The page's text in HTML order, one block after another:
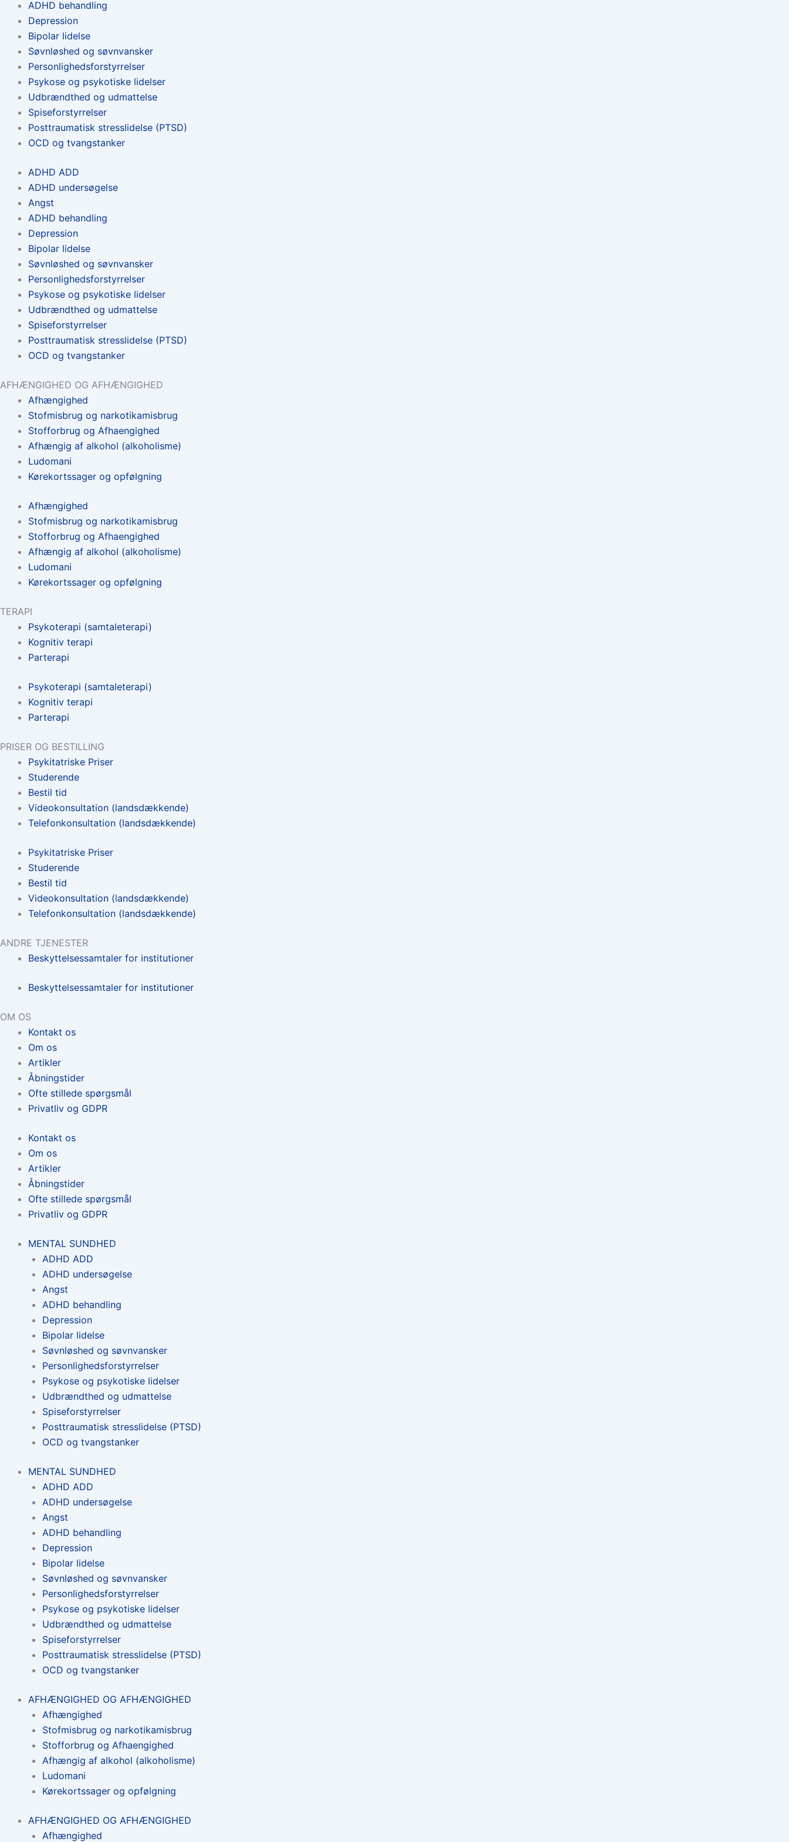
ADHD behandling
Depression
Bipolar lidelse
Søvnløshed og søvnvansker
Personlighedsforstyrrelser
Psykose og psykotiske lidelser
Udbrændthed og udmattelse
Spiseforstyrrelser
Posttraumatisk stresslidelse (PTSD)
OCD og tvangstanker
ADHD ADD
ADHD undersøgelse
Angst
ADHD behandling
Depression
Bipolar lidelse
Søvnløshed og søvnvansker
Personlighedsforstyrrelser
Psykose og psykotiske lidelser
Udbrændthed og udmattelse
Spiseforstyrrelser
Posttraumatisk stresslidelse (PTSD)
OCD og tvangstanker
AFHÆNGIGHED OG AFHÆNGIGHED
Afhængighed
Stofmisbrug og narkotikamisbrug
Stofforbrug og Afhaengighed
Afhængig af alkohol (alkoholisme)
Ludomani
Kørekortssager og opfølgning
Afhængighed
Stofmisbrug og narkotikamisbrug
Stofforbrug og Afhaengighed
Afhængig af alkohol (alkoholisme)
Ludomani
Kørekortssager og opfølgning
TERAPI
Psykoterapi (samtaleterapi)
Kognitiv terapi
Parterapi
Psykoterapi (samtaleterapi)
Kognitiv terapi
Parterapi
PRISER OG BESTILLING
Psykitatriske Priser
Studerende
Bestil tid
Videokonsultation (landsdækkende)
Telefonkonsultation (landsdækkende)
Psykitatriske Priser
Studerende
Bestil tid
Videokonsultation (landsdækkende)
Telefonkonsultation (landsdækkende)
ANDRE TJENESTER
Beskyttelsessamtaler for institutioner
Beskyttelsessamtaler for institutioner
OM OS
Kontakt os
Om os
Artikler
Åbningstider
Ofte stillede spørgsmål
Privatliv og GDPR
Kontakt os
Om os
Artikler
Åbningstider
Ofte stillede spørgsmål
Privatliv og GDPR
MENTAL SUNDHED
ADHD ADD
ADHD undersøgelse
Angst
ADHD behandling
Depression
Bipolar lidelse
Søvnløshed og søvnvansker
Personlighedsforstyrrelser
Psykose og psykotiske lidelser
Udbrændthed og udmattelse
Spiseforstyrrelser
Posttraumatisk stresslidelse (PTSD)
OCD og tvangstanker
MENTAL SUNDHED
ADHD ADD
ADHD undersøgelse
Angst
ADHD behandling
Depression
Bipolar lidelse
Søvnløshed og søvnvansker
Personlighedsforstyrrelser
Psykose og psykotiske lidelser
Udbrændthed og udmattelse
Spiseforstyrrelser
Posttraumatisk stresslidelse (PTSD)
OCD og tvangstanker
AFHÆNGIGHED OG AFHÆNGIGHED
Afhængighed
Stofmisbrug og narkotikamisbrug
Stofforbrug og Afhaengighed
Afhængig af alkohol (alkoholisme)
Ludomani
Kørekortssager og opfølgning
AFHÆNGIGHED OG AFHÆNGIGHED
Afhængighed